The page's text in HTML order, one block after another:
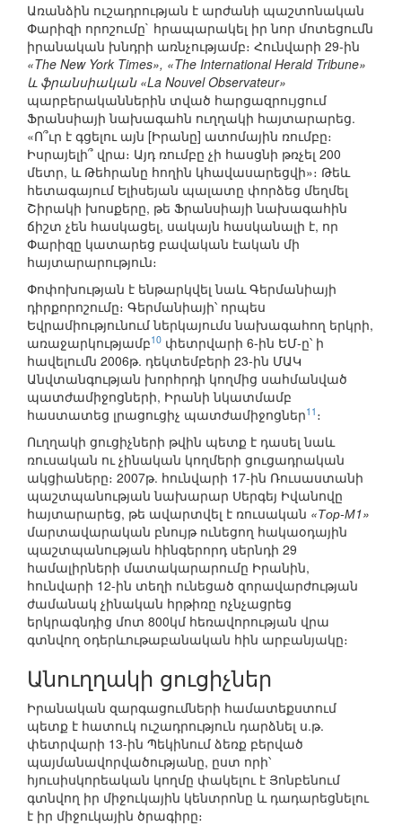
Առանձին ուշադրության է արժանի պաշտոնական
Փարիզի որոշումը` հրապարակել իր նոր մոտեցումն
իրանական խնդրի առնչությամբ։ Հունվարի 29-ին
«The New York Times», «The International Herald Tribune»
և ֆրանսիական «La Nouvel Observateur»
պարբերականներին տված հարցազրույցում
Ֆրանսիայի նախագահն ուղղակի հայտարարեց.
«Ո՞ւր է գցելու այն [Իրանը] ատոմային ռումբը։
Իսրայելի՞ վրա։ Այդ ռումբը չի հասցնի թռչել 200
մետր, և Թեհրանը հողին կհավասարեցվի»։ Թեև
հետագայում Ելիսեյան պալատը փորձեց մեղմել
Շիրակի խոսքերը, թե Ֆրանսիայի նախագահին
ճիշտ չեն հասկացել, սակայն հասկանալի է, որ
Փարիզը կատարեց բավական էական մի
հայտարարություն։
Փոփոխության է ենթարկվել նաև Գերմանիայի
դիրքորոշումը։ Գերմանիայի՝ որպես
Եվրամիությունում ներկայումս նախագահող երկրի,
առաջարկությամբ10 փետրվարի 6-ին ԵՄ-ը՝ ի
հավելումն 2006թ. դեկտեմբերի 23-ին ՄԱԿ
Անվտանգության խորհրդի կողմից սահմանված
պատժամիջոցների, Իրանի նկատմամբ
հաստատեց լրացուցիչ պատժամիջոցներ11 ։
Ուղղակի ցուցիչների թվին պետք է դասել նաև
ռուսական ու չինական կողմերի ցուցադրական
ակցիաները։ 2007թ. հունվարի 17-ին Ռուսաստանի
պաշտպանության նախարար Սերգեյ Իվանովը
հայտարարեց, թե ավարտվել է ռուսական «Тор-М1»
մարտավարական բնույթ ունեցող հակաօդային
պաշտպանության հինգերորդ սերնդի 29
համալիրների մատակարարումը Իրանին,
հունվարի 12-ին տեղի ունեցած զորավարժության
ժամանակ չինական հրթիռը ոչնչացրեց
երկրագնդից մոտ 800կմ հեռավորության վրա
գտնվող օդերևութաբանական հին արբանյակը։
Անուղղակի ցուցիչներ
Իրանական զարգացումների համատեքստում
պետք է հատուկ ուշադրություն դարձնել ս.թ.
փետրվարի 13-ին Պեկինում ձեռք բերված
պայմանավորվածությանը, ըստ որի՝
հյուսիսկորեական կողմը փակելու է Յոնբենում
գտնվող իր միջուկային կենտրոնը և դադարեցնելու
է իր միջուկային ծրագիրը։